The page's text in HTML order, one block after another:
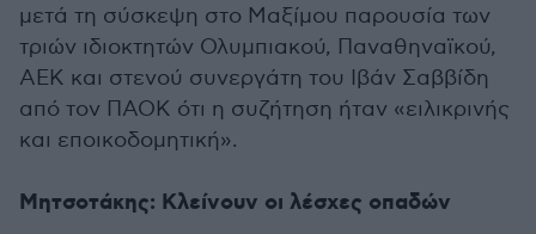
μετά τη σύσκεψη στο Μαξίμου παρουσία των
τριών ιδιοκτητών Ολυμπιακού, Παναθηναϊκού,
ΑΕΚ και στενού συνεργάτη του Ιβάν Σαββίδη
από τον ΠΑΟΚ ότι η συζήτηση ήταν «ειλικρινής
και εποικοδομητική».
Μητσοτάκης: Κλείνουν οι λέσχες οπαδών